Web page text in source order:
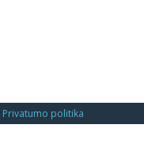
Privatumo politika